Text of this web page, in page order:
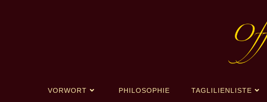
VORWORT PHILOSOPHIE TAGLILIENLISTE